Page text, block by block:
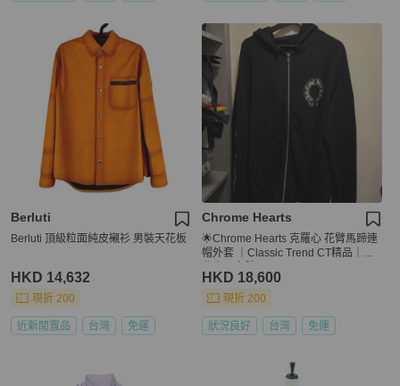
Berluti
Berluti 頂級粒面純皮襯衫 男裝天花板
HKD 14,632
現折 200
近新閒置品 台灣 免運
Chrome Hearts
🌟Chrome Hearts 克羅心 花臂馬蹄連
帽外套 ｜Classic Trend CT精品｜台
HKD 18,600
現折 200
狀況良好 台灣 免運